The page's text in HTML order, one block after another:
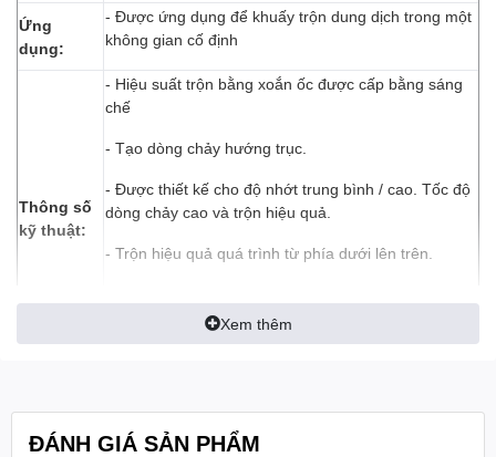
Ứng
dụng:
- Được ứng dụng để khuấy trộn dung dịch trong một
không gian cố định
Thông số
kỹ thuật:
- Hiệu suất trộn bằng xoắn ốc được cấp bằng sáng
chế
- Tạo dòng chảy hướng trục.
- Được thiết kế cho độ nhớt trung bình / cao. Tốc độ
dòng chảy cao và trộn hiệu quả.
- Trộn hiệu quả quá trình từ phía dưới lên trên.
- Rotor: Φ125 × h190 m
Xem thêm
ĐÁNH GIÁ SẢN PHẨM